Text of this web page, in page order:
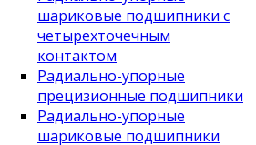
шариковые подшипники с
четырехточечным
контактом
Радиально-упорные
прецизионные подшипники
Радиально-упорные
шариковые подшипники